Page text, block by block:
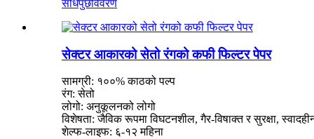
सोधपुछविवरण
सेक्टर आकारको सेतो रंगको कफी फिल्टर पेपर
सामग्री: १००% काठको पल्प
रंग: सेतो
लोगो: अनुकूलनको लोगो
विशेषता: जैविक रूपमा विघटनशील, गैर-विषाक्त र सुरक्षा,
शेल्फ-लाइफ: ६-१२ महिना